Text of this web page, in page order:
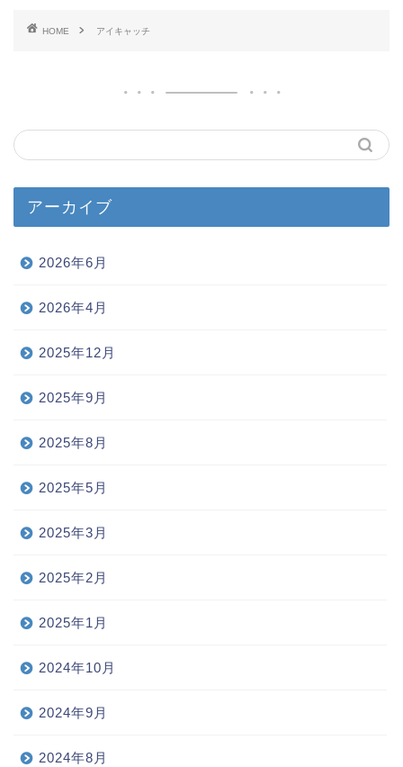
HOME アイキャッチ
アーカイブ
2026年6月
2026年4月
2025年12月
2025年9月
2025年8月
2025年5月
2025年3月
2025年2月
2025年1月
2024年10月
2024年9月
2024年8月